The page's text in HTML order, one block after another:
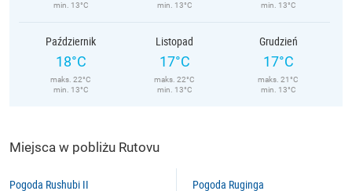
min. 13°C
min. 13°C
min. 13°C
Październik
18°C
maks. 22°C
min. 13°C
Listopad
17°C
maks. 22°C
min. 13°C
Grudzień
17°C
maks. 21°C
min. 13°C
Miejsca w pobliżu Rutovu
Pogoda Rushubi II Pogoda Ruginga